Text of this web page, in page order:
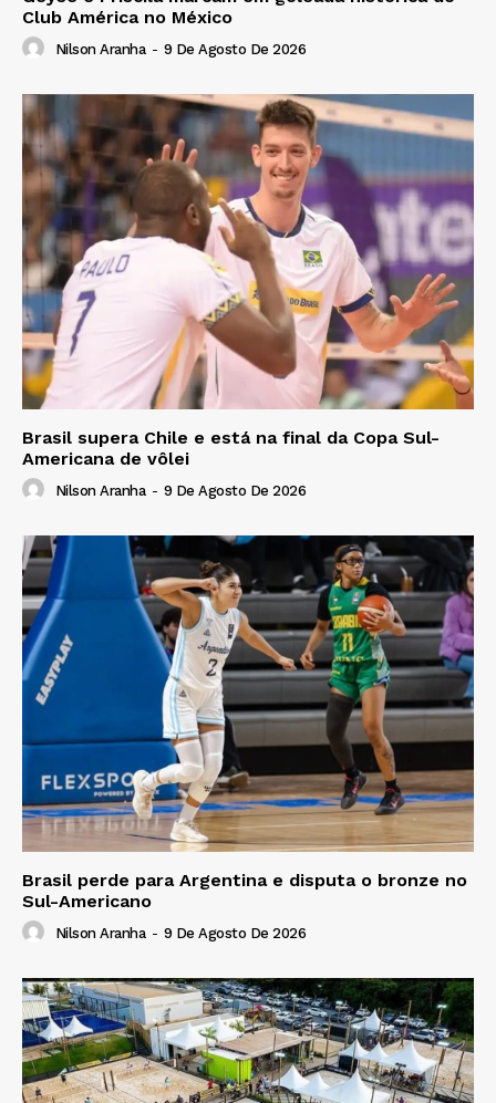
Club América no México
Nilson Aranha - 9 De Agosto De 2026
Brasil supera Chile e está na final da Copa Sul-
Americana de vôlei
Nilson Aranha - 9 De Agosto De 2026
Brasil perde para Argentina e disputa o bronze no
Sul-Americano
Nilson Aranha - 9 De Agosto De 2026